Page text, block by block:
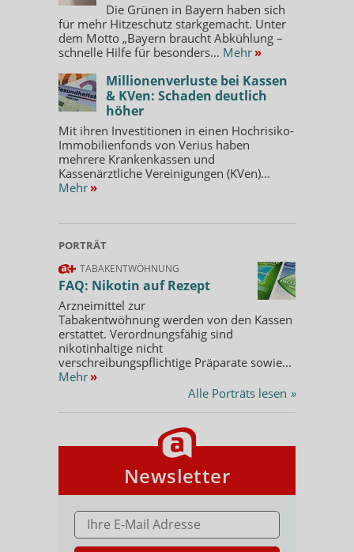
Die Grünen in Bayern haben sich
für mehr Hitzeschutz starkgemacht. Unter
dem Motto „Bayern braucht Abkühlung –
schnelle Hilfe für besonders... Mehr »
Millionenverluste bei Kassen
& KVen: Schaden deutlich
höher
Mit ihren Investitionen in einen Hochrisiko-
Immobilienfonds von Verius haben
mehrere Krankenkassen und
Kassenärztliche Vereinigungen (KVen)...
Mehr »
PORTRÄT
TABAKENTWÖHNUNG
FAQ: Nikotin auf Rezept
Arzneimittel zur
Tabakentwöhnung werden von den Kassen
erstattet. Verordnungsfähig sind
nikotinhaltige nicht
verschreibungspflichtige Präparate sowie...
Mehr »
Alle Porträts lesen »
Newsletter
E-MAIL ADRESSE